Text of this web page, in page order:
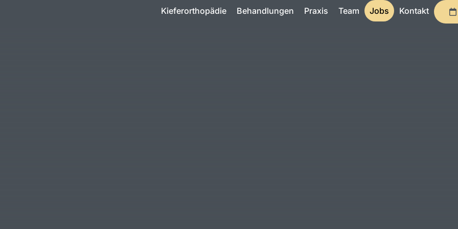
Kieferorthopädie Behandlungen Praxis Team Jobs Kontakt